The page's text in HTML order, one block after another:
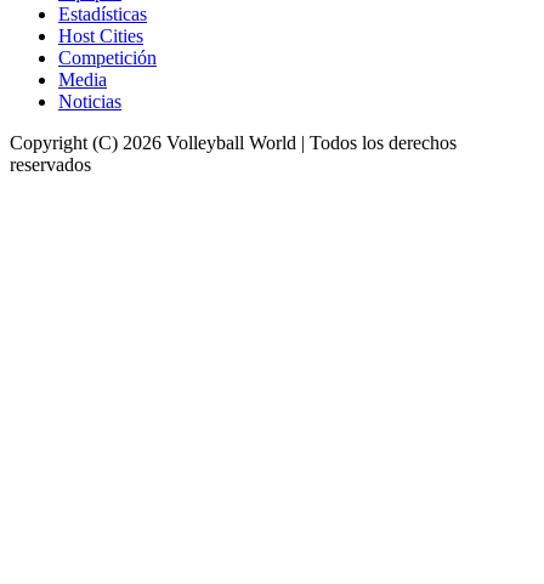
Estadísticas
Host Cities
Competición
Media
Noticias
Copyright (C) 2026 Volleyball World | Todos los derechos
reservados